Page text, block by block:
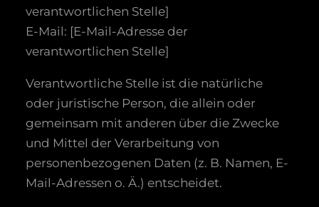
verantwortlichen Stelle]
E-Mail: [E-Mail-Adresse der
verantwortlichen Stelle]
Verantwortliche Stelle ist die natürliche
oder juristische Person, die allein oder
gemeinsam mit anderen über die Zwecke
und Mittel der Verarbeitung von
personenbezogenen Daten (z. B. Namen, E-
Mail-Adressen o. Ä.) entscheidet.